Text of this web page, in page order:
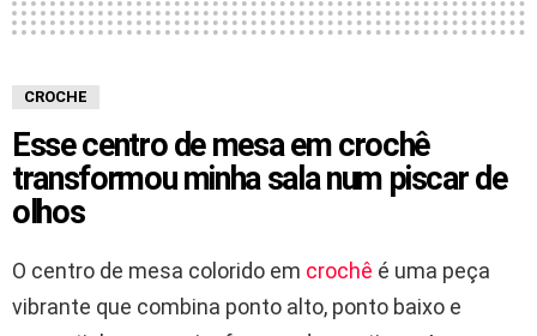
CROCHE
Esse centro de mesa em crochê
transformou minha sala num piscar de
olhos
O centro de mesa colorido em crochê é uma peça
vibrante que combina ponto alto, ponto baixo e